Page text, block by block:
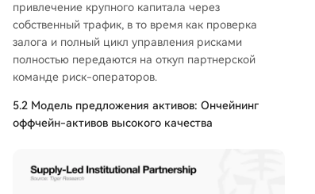
привлечение крупного капитала через
собственный трафик, в то время как проверка
залога и полный цикл управления рисками
полностью передаются на откуп партнерской
команде риск-операторов.
5.2 Модель предложения активов: Ончейнинг
оффчейн-активов высокого качества